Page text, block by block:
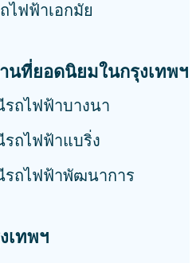
ไฟฟ้าเอกมัย
นที่ยอดนิยมในกรุงเทพฯ
รถไฟฟ้าบางนา
รถไฟฟ้าแบริ่ง
รถไฟฟ้าพัฒนาการ
เทพฯ